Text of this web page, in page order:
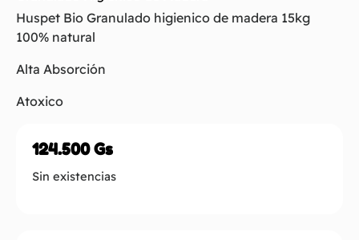
Huspet Bio Granulado higienico de madera 15kg
100% natural
Alta Absorción
Atoxico
124.500Gs
Sin existencias